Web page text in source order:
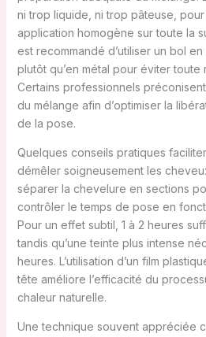
ni trop liquide, ni trop pâteuse,
application homogène sur toute la
est recommandé d’utiliser un bol
plutôt qu’en métal pour éviter toute
Certains professionnels
du mélange afin d’optimiser la
de la pose.
Quelques conseils pratiques
démêler soigneusement les
séparer la chevelure en sections
contrôler le temps de pose en
Pour un effet subtil, 1 à 2 heures
tandis qu’une teinte plus intense
heures. L’utilisation d’un film
tête améliore l’efficacité du
chaleur naturelle.
Une technique souvent appréciée